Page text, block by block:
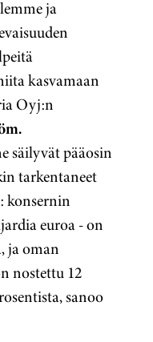
ja
kasvamaan
Oyj:n
säilyvät pääosin
tarkentaneet
konsernin
euroa - on
ja oman
nostettu 12
sanoo